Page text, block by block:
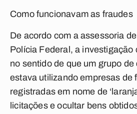
Como funcionavam as fraudes
De acordo com a assessoria
Polícia Federal, a investigação
no sentido de que um grupo
estava utilizando empresas de
registradas em nome de
licitações e ocultar bens